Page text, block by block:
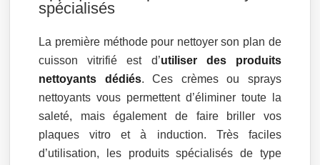
spécialisés
La première méthode pour nettoyer son plan de
cuisson vitrifié est d’utiliser des produits
nettoyants dédiés. Ces crèmes ou sprays
nettoyants vous permettent d’éliminer toute la
saleté, mais également de faire briller vos
plaques vitro et à induction. Très faciles
d’utilisation, les produits spécialisés de type